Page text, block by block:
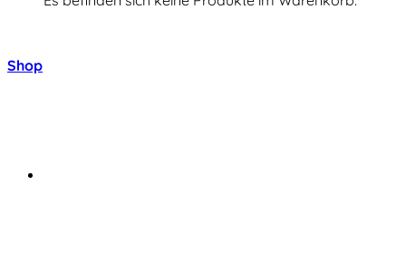
Shop